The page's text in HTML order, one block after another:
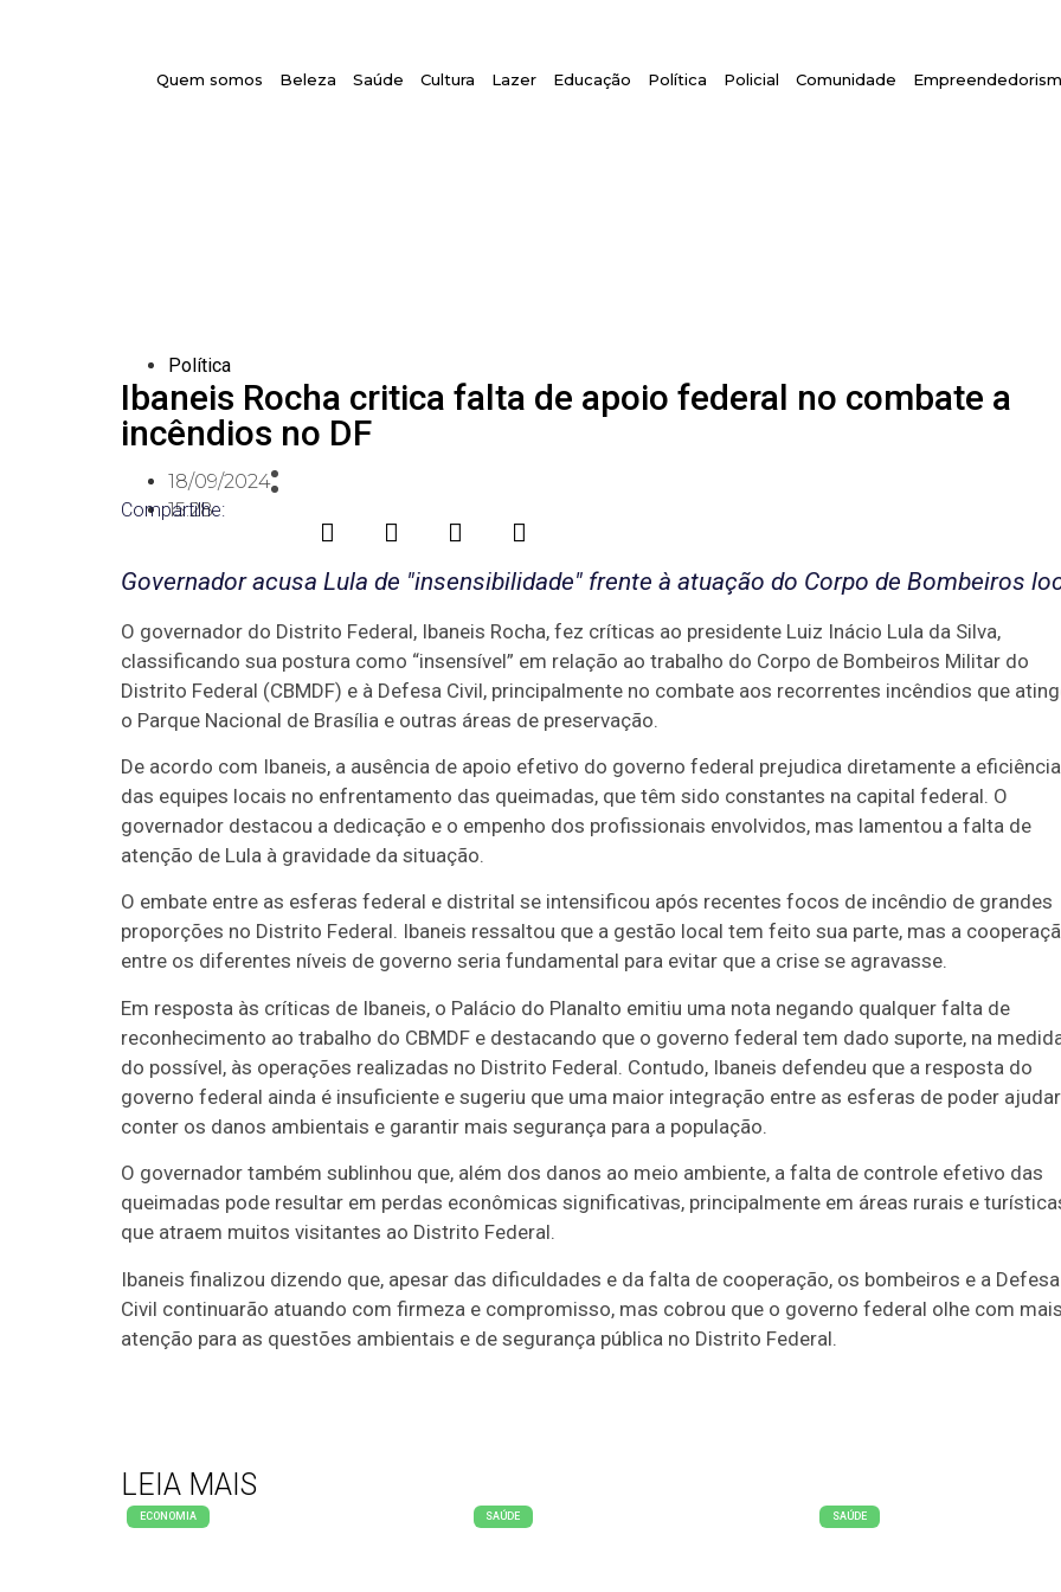
Quem somos Beleza Saúde Cultura Lazer Educação Política Policial Comunidade
Política
Ibaneis Rocha critica falta de apoio federal no combate a
incêndios no DF
18/09/2024
15:28
Compartilhe:
Governador acusa Lula de "insensibilidade" frente à atuação do Corpo de Bombeiros
O governador do Distrito Federal, Ibaneis Rocha, fez críticas ao presidente Luiz Inácio Lula da Silva,
classificando sua postura como “insensível” em relação ao trabalho do Corpo de Bombeiros Militar do
Distrito Federal (CBMDF) e à Defesa Civil, principalmente no combate aos recorrentes incêndios que
o Parque Nacional de Brasília e outras áreas de preservação.
De acordo com Ibaneis, a ausência de apoio efetivo do governo federal prejudica diretamente a eficiência
das equipes locais no enfrentamento das queimadas, que têm sido constantes na capital federal. O
governador destacou a dedicação e o empenho dos profissionais envolvidos, mas lamentou a falta de
atenção de Lula à gravidade da situação.
O embate entre as esferas federal e distrital se intensificou após recentes focos de incêndio de grandes
proporções no Distrito Federal. Ibaneis ressaltou que a gestão local tem feito sua parte, mas a
entre os diferentes níveis de governo seria fundamental para evitar que a crise se agravasse.
Em resposta às críticas de Ibaneis, o Palácio do Planalto emitiu uma nota negando qualquer falta de
reconhecimento ao trabalho do CBMDF e destacando que o governo federal tem dado suporte, na
do possível, às operações realizadas no Distrito Federal. Contudo, Ibaneis defendeu que a resposta do
governo federal ainda é insuficiente e sugeriu que uma maior integração entre as esferas de poder
conter os danos ambientais e garantir mais segurança para a população.
O governador também sublinhou que, além dos danos ao meio ambiente, a falta de controle efetivo das
queimadas pode resultar em perdas econômicas significativas, principalmente em áreas rurais e
que atraem muitos visitantes ao Distrito Federal.
Ibaneis finalizou dizendo que, apesar das dificuldades e da falta de cooperação, os bombeiros e a Defesa
Civil continuarão atuando com firmeza e compromisso, mas cobrou que o governo federal olhe com mais
atenção para as questões ambientais e de segurança pública no Distrito Federal.
LEIA MAIS
ECONOMIA SAÚDE SAÚDE